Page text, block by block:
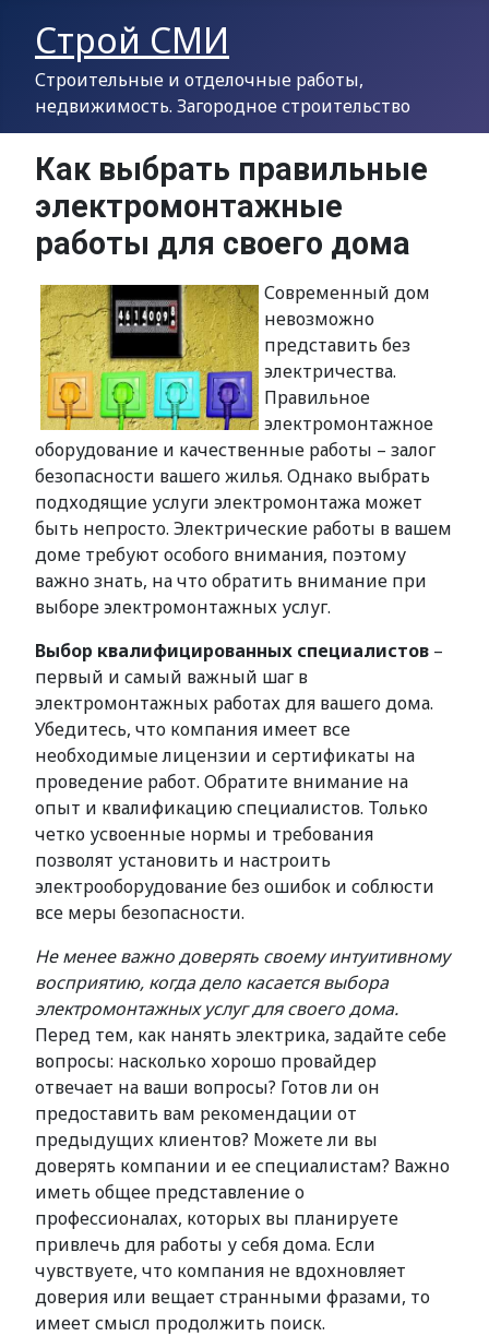
Строй СМИ
Строительные и отделочные работы,
недвижимость. Загородное строительство
Как выбрать правильные
электромонтажные
работы для своего дома
Современный дом
невозможно
представить без
электричества.
Правильное
электромонтажное
оборудование и качественные работы – залог
безопасности вашего жилья. Однако выбрать
подходящие услуги электромонтажа может
быть непросто. Электрические работы в вашем
доме требуют особого внимания, поэтому
важно знать, на что обратить внимание при
выборе электромонтажных услуг.
Выбор квалифицированных специалистов –
первый и самый важный шаг в
электромонтажных работах для вашего дома.
Убедитесь, что компания имеет все
необходимые лицензии и сертификаты на
проведение работ. Обратите внимание на
опыт и квалификацию специалистов. Только
четко усвоенные нормы и требования
позволят установить и настроить
электрооборудование без ошибок и соблюсти
все меры безопасности.
Не менее важно доверять своему интуитивному
восприятию, когда дело касается выбора
электромонтажных услуг для своего дома.
Перед тем, как нанять электрика, задайте себе
вопросы: насколько хорошо провайдер
отвечает на ваши вопросы? Готов ли он
предоставить вам рекомендации от
предыдущих клиентов? Можете ли вы
доверять компании и ее специалистам? Важно
иметь общее представление о
профессионалах, которых вы планируете
привлечь для работы у себя дома. Если
чувствуете, что компания не вдохновляет
доверия или вещает странными фразами, то
имеет смысл продолжить поиск.